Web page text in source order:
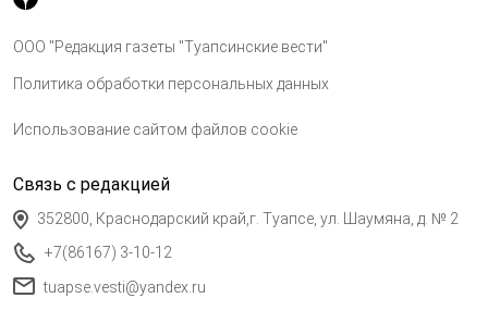
ООО "Редакция газеты "Туапсинские вести"
Политика обработки персональных данных
Использование сайтом файлов cookie
Связь с редакцией
352800, Краснодарский край,г. Туапсе, ул. Шаумяна, д. № 2
+7(86167) 3-10-12
tuapse.vesti@yandex.ru